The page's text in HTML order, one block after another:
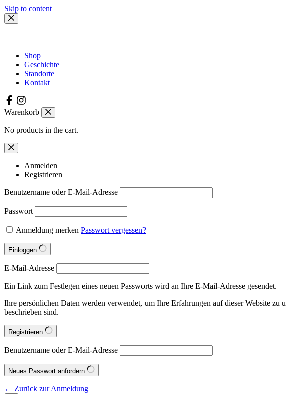
Skip to content
Shop
Geschichte
Standorte
Kontakt
Warenkorb
No products in the cart.
Anmelden
Registrieren
Benutzername oder E-Mail-Adresse
Passwort
Anmeldung merken Passwort vergessen?
Einloggen
E-Mail-Adresse
Ein Link zum Festlegen eines neuen Passworts wird an Ihre E-Mail-Adresse gesendet.
Ihre persönlichen Daten werden verwendet, um Ihre Erfahrungen auf dieser Website
beschrieben sind.
Registrieren
Benutzername oder E-Mail-Adresse
Neues Passwort anfordern
← Zurück zur Anmeldung